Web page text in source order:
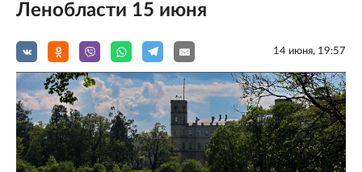
Ленобласти 15 июня
14 июня, 19:57